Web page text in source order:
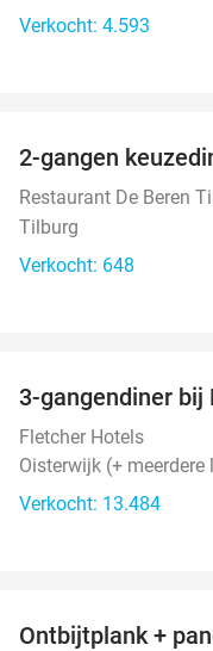
Verkocht: 4.593
2-gangen
Restaurant De Beren
Tilburg
Verkocht: 648
3-gangendiner bij
Fletcher Hotels
Oisterwijk (+
Verkocht: 13.484
Ontbijtplank +